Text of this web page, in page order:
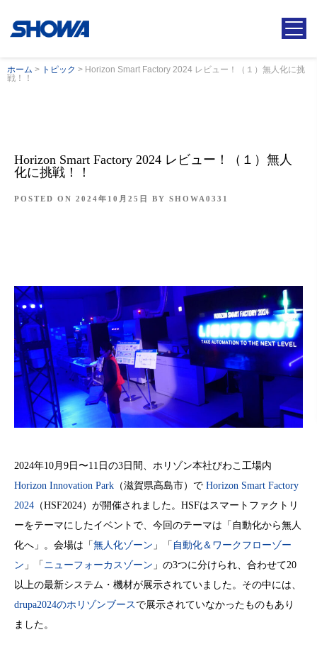
ホーム > トピック > Horizon Smart Factory 2024 レビュー！（１）無人化に挑
戦！！
Horizon Smart Factory 2024 レビュー！（１）無人
化に挑戦！！
POSTED ON 2024年10月25日 BY SHOWA0331
2024年10月9日〜11日の3日間、ホリゾン本社びわこ工場内
Horizon Innovation Park （滋賀県高島市）で Horizon Smart Factory
2024 （HSF2024）が開催されました。HSFはスマートファクトリ
ーをテーマにしたイベントで、今回のテーマは「自動化から無人
化へ」。会場は「無人化ゾーン 」「 自動化＆ワークフローゾー
ン 」「 ニューフォーカスゾーン 」の3つに分けられ、合わせて20
以上の最新システム・機材が展示されていました。その中には、
drupa2024のホリゾンブース で展示されていなかったものもあり
ました。